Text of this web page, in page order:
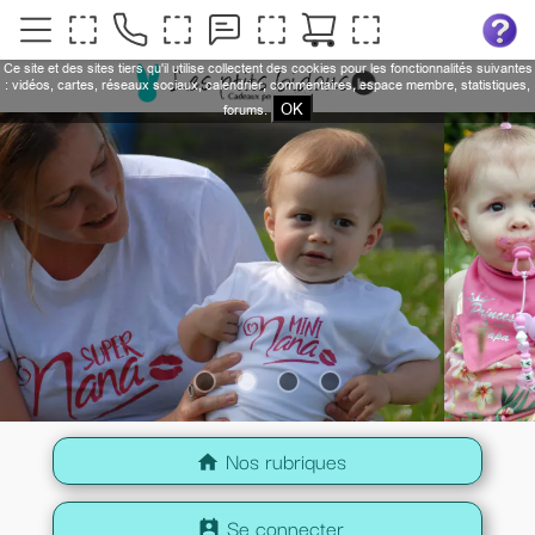
home Nos rubriques
perm_contact_calendar Se connecter
Ce site et des sites tiers qu'il utilise collectent des cookies pour les fonctionnalités suivantes
: vidéos, cartes, réseaux sociaux, calendrier, commentaires, espace membre, statistiques,
forums.
OK